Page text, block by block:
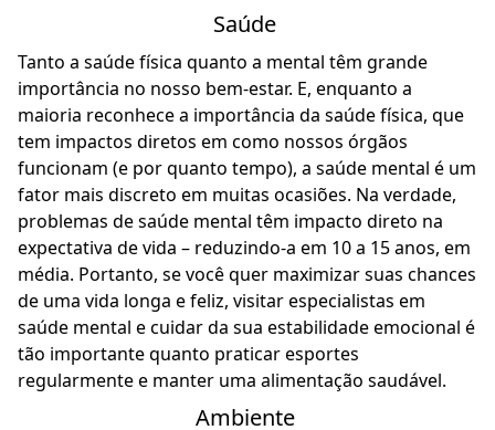
Saúde
Tanto a saúde física quanto a mental têm grande
importância no nosso bem-estar. E, enquanto a
maioria reconhece a importância da saúde física, que
tem impactos diretos em como nossos órgãos
funcionam (e por quanto tempo), a saúde mental é um
fator mais discreto em muitas ocasiões. Na verdade,
problemas de saúde mental têm impacto direto na
expectativa de vida – reduzindo-a em 10 a 15 anos, em
média. Portanto, se você quer maximizar suas chances
de uma vida longa e feliz, visitar especialistas em
saúde mental e cuidar da sua estabilidade emocional é
tão importante quanto praticar esportes
regularmente e manter uma alimentação saudável.
Ambiente